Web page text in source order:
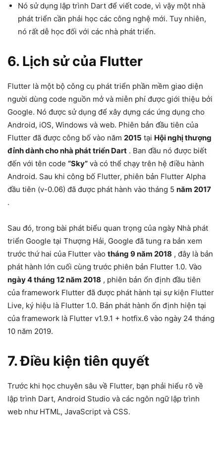
Nó sử dụng lập trình Dart để viết code, vì vậy một nhà
phát triển cần phải học các công nghệ mới. Tuy nhiên,
nó rất dễ học đối với các nhà phát triển.
6. Lịch sử của Flutter
Flutter là một bộ công cụ phát triển phần mềm giao diện
người dùng code nguồn mở và miễn phí được giới thiệu bởi
Google. Nó được sử dụng để xây dựng các ứng dụng cho
Android, iOS, Windows và web. Phiên bản đầu tiên của
Flutter đã được công bố vào năm 2015 tại Hội nghị thượng
đỉnh dành cho nhà phát triển Dart . Ban đầu nó được biết
đến với tên code “Sky” và có thể chạy trên hệ điều hành
Android. Sau khi công bố Flutter, phiên bản Flutter Alpha
đầu tiên (v-0.06) đã được phát hành vào tháng 5 năm 2017
.
Sau đó, trong bài phát biểu quan trọng của ngày Nhà phát
triển Google tại Thượng Hải, Google đã tung ra bản xem
trước thứ hai của Flutter vào tháng 9 năm 2018 , đây là bản
phát hành lớn cuối cùng trước phiên bản Flutter 1.0. Vào
ngày 4 tháng 12 năm 2018 , phiên bản ổn định đầu tiên
của framework Flutter đã được phát hành tại sự kiện Flutter
Live, ký hiệu là Flutter 1.0. Bản phát hành ổn định hiện tại
của framework là Flutter v1.9.1 + hotfix.6 vào ngày 24 tháng
10 năm 2019.
7. Điều kiện tiên quyết
Trước khi học chuyên sâu về Flutter, bạn phải hiểu rõ về
lập trình Dart, Android Studio và các ngôn ngữ lập trình
web như HTML, JavaScript và CSS.